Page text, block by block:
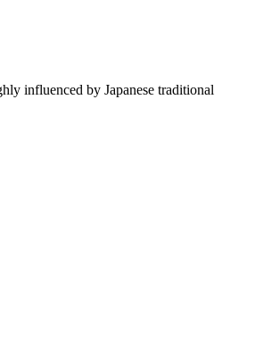
influenced by Japanese traditional